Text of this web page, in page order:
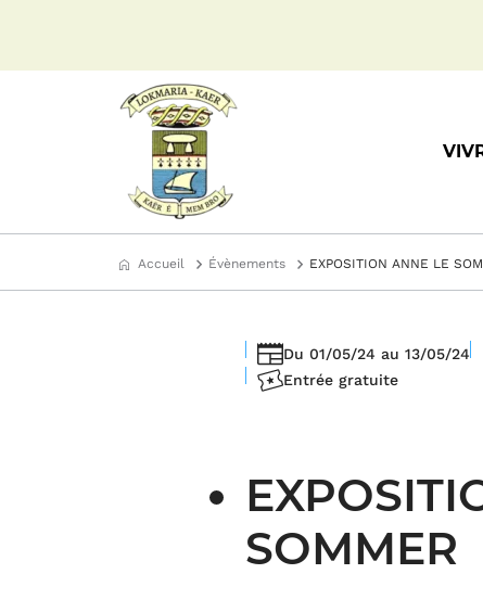
e
i
ti
e
e
Accueil Évènements EXPOSITION ANNE LE
SOMMER
Date(s)
Du 01/05/24 au 13/05/24
AccèsEntrée gratuite